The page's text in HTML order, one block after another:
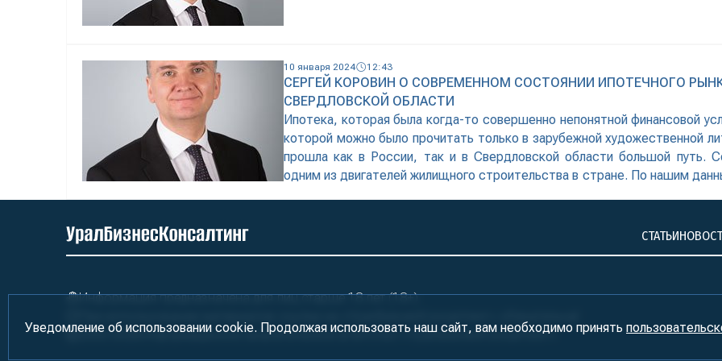
10 января 2024 12:43
СЕРГЕЙ КОРОВИН О СОВРЕМЕННОМ СОСТОЯНИИ ИПОТЕЧНОГО
СВЕРДЛОВСКОЙ ОБЛАСТИ
Ипотека, которая была когда-то совершенно непонятной финансовой
которой можно было прочитать только в зарубежной художественной
прошла как в России, так и в Свердловской области большой путь.
одним из двигателей жилищного строительства в стране. По нашим
20 лет многие свердловчане успели купить себе жилье, рассчитаться за
СТАТЬИ
Информация предназначена для лиц старше 18 лет (18+)
2000-2026Информационно-аналитическое агентство «УралБизнесКонсалтинг»
Уведомление об использовании cookie. Продолжая использовать наш сайт, вам необходимо принять